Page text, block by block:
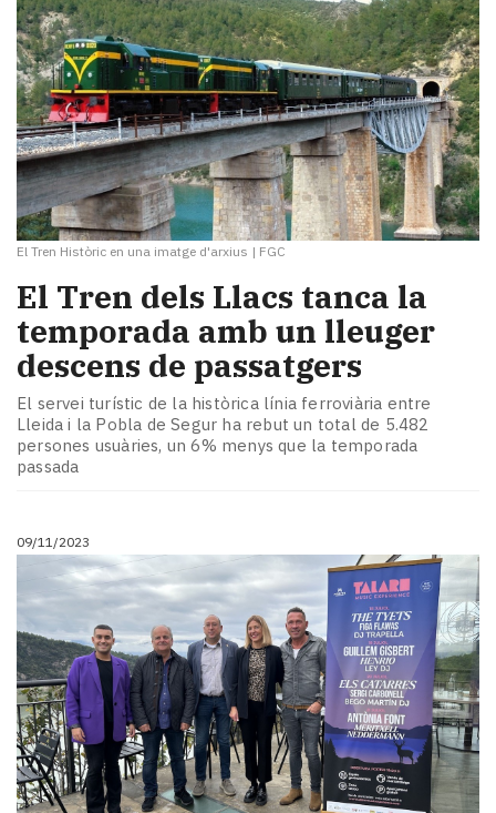
El Tren Històric en una imatge d'arxius | FGC
El Tren dels Llacs tanca la
temporada amb un lleuger
descens de passatgers
El servei turístic de la històrica línia ferroviària entre
Lleida i la Pobla de Segur ha rebut un total de 5.482
persones usuàries, un 6% menys que la temporada
passada
09/11/2023